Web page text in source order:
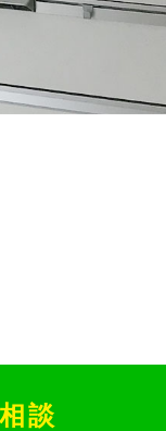
お問合せ
ールで問合せる
談